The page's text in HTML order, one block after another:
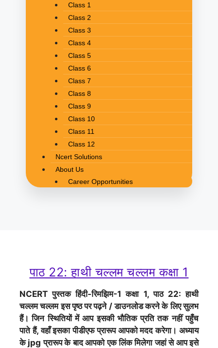
Class 1
Class 2
Class 3
Class 4
Class 5
Class 6
Class 7
Class 8
Class 9
Class 10
Class 11
Class 12
Ncert Solutions
About Us
Career Opportunities
पाठ 22: हाथी चल्लम चल्लम कक्षा 1
NCERT पुस्तक हिंदी-रिमझिम-1 कक्षा 1, पाठ 22: हाथी
चल्लम चल्लम इस पृष्ठ पर पढ़ने / डाउनलोड करने के लिए सुलभ
हैं। जिन स्थितियों में आप इसकी भौतिक प्रति तक नहीं पहुँच
पाते हैं, वहाँ इसका पीडीएफ प्रारूप आपको मदद करेगा। अध्याय
के jpg प्रारूप के बाद आपको एक लिंक मिलेगा जहां से आप इसे